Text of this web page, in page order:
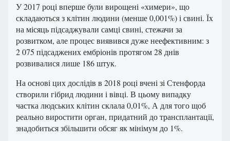
У 2017 році вперше були вирощені «химери», що
складаються з клітин людини (менше 0,001%) і свині. Їх
на місяць підсаджували самці свині, стежачи за
розвитком, але процес виявився дуже неефективним: з
2 075 підсаджених ембріонів протягом 28 днів
розвивалися лише 186 штук.
На основі цих дослідів в 2018 році вчені зі Стенфорда
створили гібрид людини і вівці. В цьому випадку
частка людських клітин склала 0,01%, А для того щоб
реально виростити орган, придатний до трансплантації,
знадобиться збільшити обсяг як мінімум до 1%.